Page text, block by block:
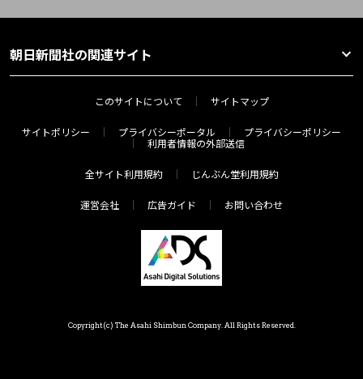
朝日新聞社の関連サイト
このサイトについて サイトマップ
サイトポリシー プライバシーポータル
プライバシーポリシー
利用者情報の外部送信
全サイト利用規約 じんぶん堂利用規約
運営会社 広告ガイド お問い合わせ
Copyright(c) The Asahi Shimbun Company. All Rights Reserved.